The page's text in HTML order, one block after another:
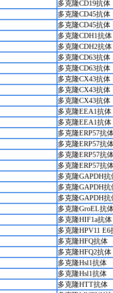
多克隆CD19抗体
多克隆CD45抗体
多克隆CD45抗体
多克隆CDH1抗体
多克隆CDH2抗体
多克隆CD63抗体
多克隆CD63抗体
多克隆CX43抗体
多克隆CX43抗体
多克隆CX43抗体
多克隆EEA1抗体
多克隆EEA1抗体
多克隆ERP57抗
多克隆ERP57抗
多克隆ERP57抗
多克隆ERP57抗
多克隆GAPDH抗
多克隆GAPDH抗
多克隆GAPDH抗
多克隆GroEL抗
多克隆HIF1a抗体
多克隆HPV11 E6
多克隆HFQ抗体
多克隆HFQ2抗体
多克隆Hsl1抗体
多克隆Hsl1抗体
多克隆HTT抗体